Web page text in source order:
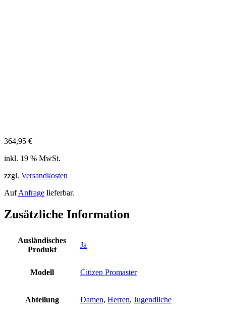
364,95 €
inkl. 19 % MwSt.
zzgl. Versandkosten
AufAnfrage lieferbar.
Zusätzliche Information
Ausländisches
Produkt
Ja
Modell Citizen Promaster
Abteilung Damen, Herren, Jugendliche